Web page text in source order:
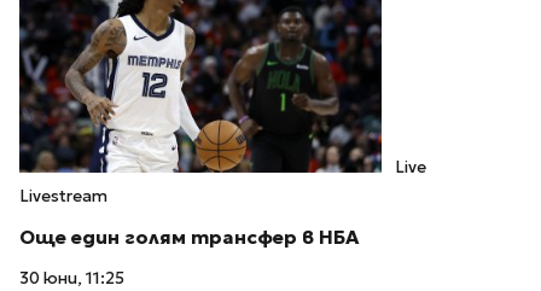
Live
Livestream
Още един голям трансфер в НБА
30 юни, 11:25